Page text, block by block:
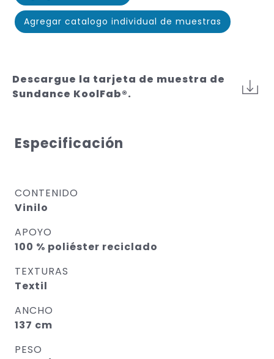
Agregar catalogo individual de muestras
Descargue la tarjeta de muestra de
Sundance KoolFab®.
Especificación
CONTENIDO
Vinilo
APOYO
100 % poliéster reciclado
TEXTURAS
Textil
ANCHO
137 cm
PESO